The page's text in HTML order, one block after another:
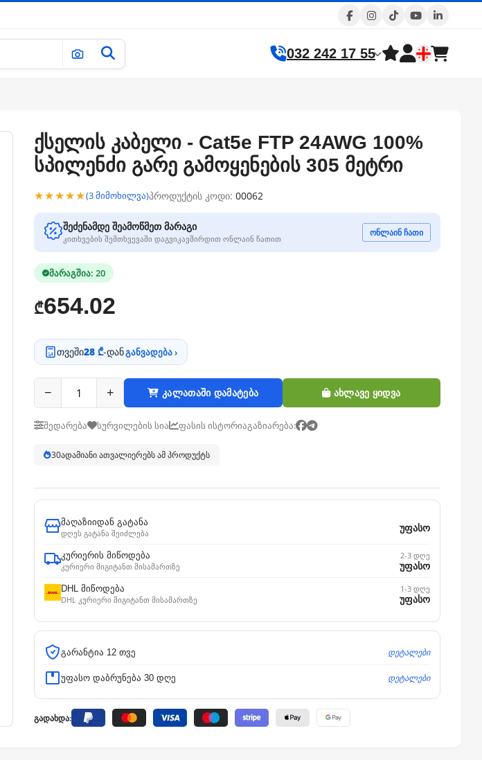
032 242 17 55
ქსელის კაბელი - Cat5e FTP 24AWG 100%
სპილენძი გარე გამოყენების 305 მეტრი
★★★★★(3 მიმოხილვა)პროდუქტის კოდი: 00062
შეძენამდე შეამოწმეთ მარაგი
კითხვების შემთხვევაში დაგვიკავშირდით ონლაინ ჩათით
ონლაინ ჩათი
მარაგშია: 20
₾654.02
თვეში28 ₾-დანგანვადება ›
− + კალათაში დამატება ახლავე ყიდვა
შედარება სურვილების სია ფასის ისტორიაგაზიარება:
30ადამიანი ათვალიერებს ამ პროდუქტს
მაღაზიიდან გატანა
დღეს გატანა შეიძლება
უფასო
კურიერის მიწოდება
კურიერი მიგიტანთ მისამართზე
2-3 დღე
უფასო
DHL მიწოდება
DHL კურიერი მიგიტანთ მისამართზე
1-3 დღე
უფასო
გარანტია 12 თვე დეტალები
უფასო დაბრუნება 30 დღე დეტალები
გადახდა: